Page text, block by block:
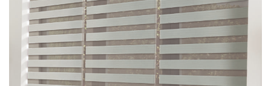
Vision Albero Silver